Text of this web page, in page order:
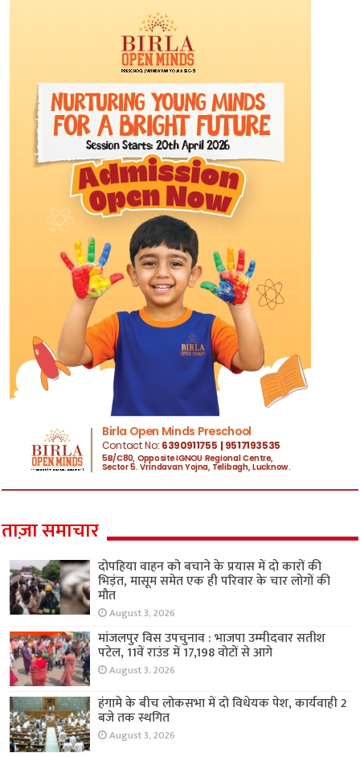
ताज़ा समाचार
दोपहिया वाहन को बचाने के प्रयास में दो कारों की
भिड़ंत, मासूम समेत एक ही परिवार के चार लोगों की
मौत
August 3, 2026
मांजलपुर विस उपचुनाव : भाजपा उम्मीदवार सतीश
पटेल, 11वें राउंड में 17,198 वोटों से आगे
August 3, 2026
हंगामे के बीच लोकसभा में दो विधेयक पेश, कार्यवाही 2
बजे तक स्थगित
August 3, 2026